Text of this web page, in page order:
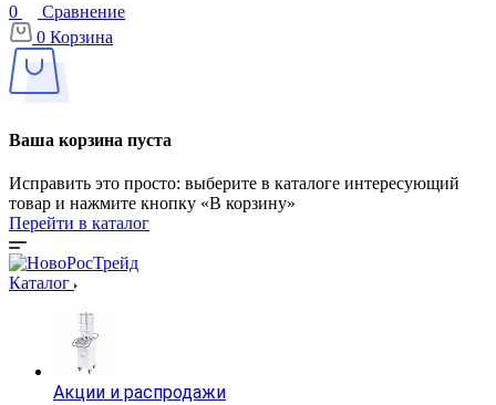
0
Сравнение
0 Корзина
Ваша корзина пуста
Исправить это просто: выберите в каталоге интересующий
товар и нажмите кнопку «В корзину»
Перейти в каталог
Каталог
Акции и распродажи